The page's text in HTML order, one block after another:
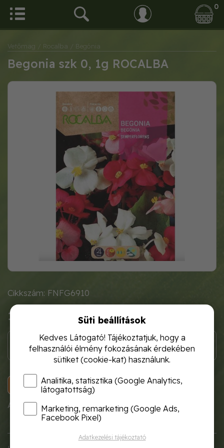
0
Vetőmag / Rocalba / Begónia
Begonia szk 0, 1g ROCALBA
Cikkszám: FNFG6910
1 120 Ft
KOSÁRBA
A termék átmenetileg nem rendelhető!
Süti beállítások
Kedves Látogató! Tájékoztatjuk, hogy a
felhasználói élmény fokozásának érdekében
sütiket (cookie-kat) használunk.
Analitika, statisztika (Google Analytics,
látogatottság)
Marketing, remarketing (Google Ads,
Facebook Pixel)
Adatkezelési tájékoztató